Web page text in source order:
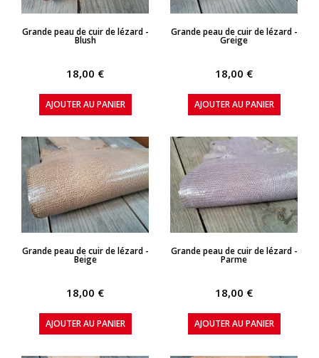
APERÇU RAPIDE
Grande peau de cuir de lézard -
Blush
18,00 €
AJOUTER AU PANIER
APERÇU RAPIDE
Grande peau de cuir de lézard -
Greige
18,00 €
AJOUTER AU PANIER
APERÇU RAPIDE
Grande peau de cuir de lézard -
Beige
18,00 €
AJOUTER AU PANIER
APERÇU RAPIDE
Grande peau de cuir de lézard -
Parme
18,00 €
AJOUTER AU PANIER